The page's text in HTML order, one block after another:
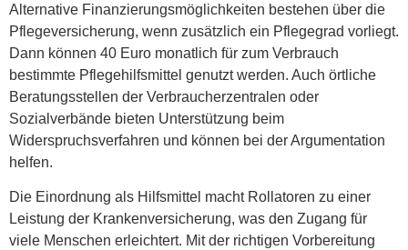
Alternative Finanzierungsmöglichkeiten bestehen über die
Pflegeversicherung, wenn zusätzlich ein Pflegegrad vorliegt.
Dann können 40 Euro monatlich für zum Verbrauch
bestimmte Pflegehilfsmittel genutzt werden. Auch örtliche
Beratungsstellen der Verbraucherzentralen oder
Sozialverbände bieten Unterstützung beim
Widerspruchsverfahren und können bei der Argumentation
helfen.
Die Einordnung als Hilfsmittel macht Rollatoren zu einer
Leistung der Krankenversicherung, was den Zugang für
viele Menschen erleichtert. Mit der richtigen Vorbereitung